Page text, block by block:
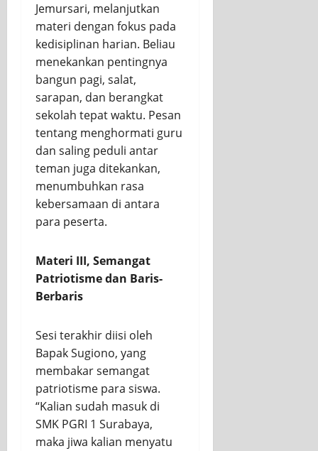
Jemursari, melanjutkan
materi dengan fokus pada
kedisiplinan harian. Beliau
menekankan pentingnya
bangun pagi, salat,
sarapan, dan berangkat
sekolah tepat waktu. Pesan
tentang menghormati guru
dan saling peduli antar
teman juga ditekankan,
menumbuhkan rasa
kebersamaan di antara
para peserta.
Materi III, Semangat
Patriotisme dan Baris-
Berbaris
Sesi terakhir diisi oleh
Bapak Sugiono, yang
membakar semangat
patriotisme para siswa.
“Kalian sudah masuk di
SMK PGRI 1 Surabaya,
maka jiwa kalian menyatu